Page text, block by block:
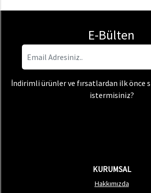
E-Bülten
İndirimli ürünler ve fırsatlardan ilk önce
istermisiniz?
KURUMSAL
Hakkımızda